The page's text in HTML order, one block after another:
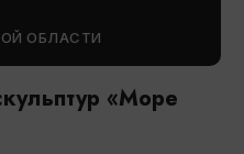
ОБЛАСТИ
«Море